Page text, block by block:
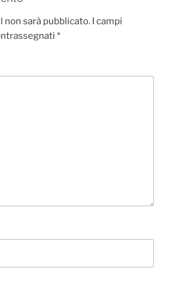
non sarà pubblicato. I campi
*